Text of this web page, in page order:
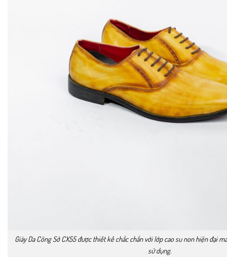
Giày Da Công Sở CX55 được thiết kế chắc chắn với lớp cao su non hiện đại
sử dụng.